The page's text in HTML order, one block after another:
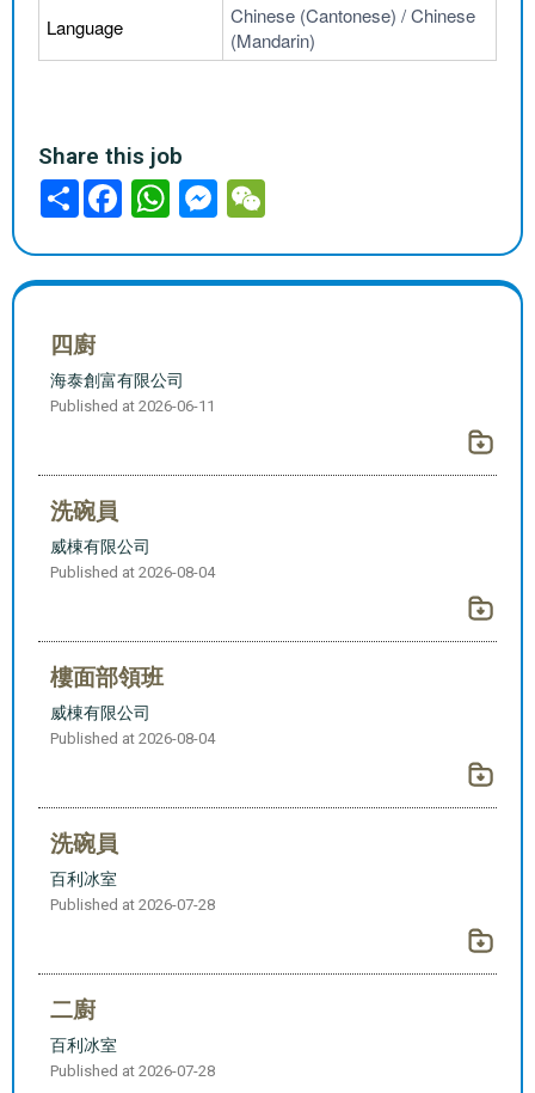
Language
Chinese (Cantonese) / Chinese
(Mandarin)
Share this job
分
享
四廚
海泰創富有限公司
Published at 2026-06-11
洗碗員
威棟有限公司
Published at 2026-08-04
樓面部領班
威棟有限公司
Published at 2026-08-04
洗碗員
百利冰室
Published at 2026-07-28
二廚
百利冰室
Published at 2026-07-28